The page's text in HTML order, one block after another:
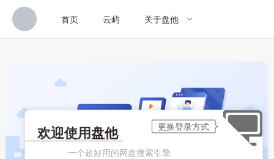
首页 云屿 关于盘他
欢迎使用盘他
一个超好用的网盘搜索引擎